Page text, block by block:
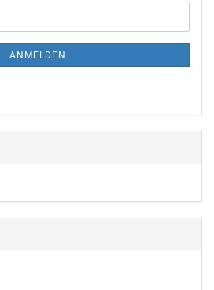
ANMELDEN